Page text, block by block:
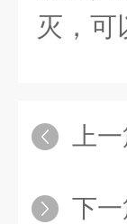
灭，可
上
下一